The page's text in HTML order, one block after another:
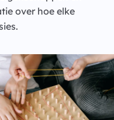
over hoe elke